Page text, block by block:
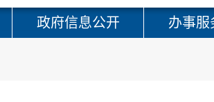
政府信息公开 办事服